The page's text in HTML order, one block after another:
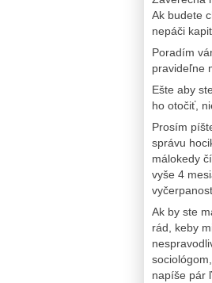
Ak budete
nepáči
Poradím
pravideľne
Ešte aby
ho otočiť,
Prosím
správu
málokedy
vyše 4
Ak by ste
rád, keby
napíše pár